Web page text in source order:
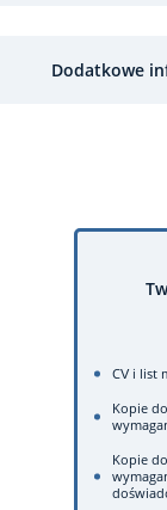
Dodatkowe
CV i list
Kopie
Kopie